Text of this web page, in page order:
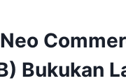
Bukukan